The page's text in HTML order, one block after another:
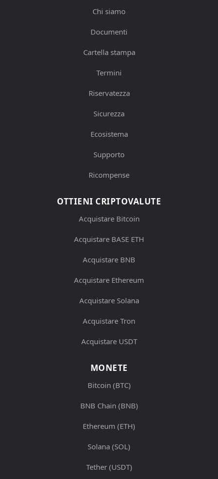
Chi siamo
Documenti
Cartella stampa
Termini
Riservatezza
Sicurezza
Ecosistema
Supporto
Ricompense
OTTIENI CRIPTOVALUTE
Acquistare Bitcoin
Acquistare BASE ETH
Acquistare BNB
Acquistare Ethereum
Acquistare Solana
Acquistare Tron
Acquistare USDT
MONETE
Bitcoin (BTC)
BNB Chain (BNB)
Ethereum (ETH)
Solana (SOL)
Tether (USDT)